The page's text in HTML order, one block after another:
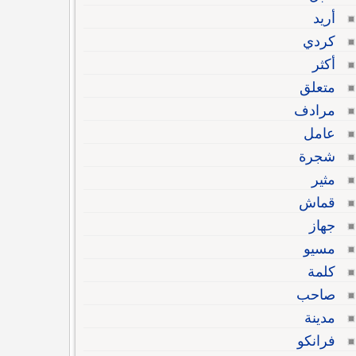
أريد
كردي
أكثر
متعلق
مرادف
عامل
شجرة
مثير
قماش
جهاز
مسيو
كلمة
صاحب
مدينة
فرانكو